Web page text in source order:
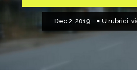
Dec 2, 2019 U rubrici: